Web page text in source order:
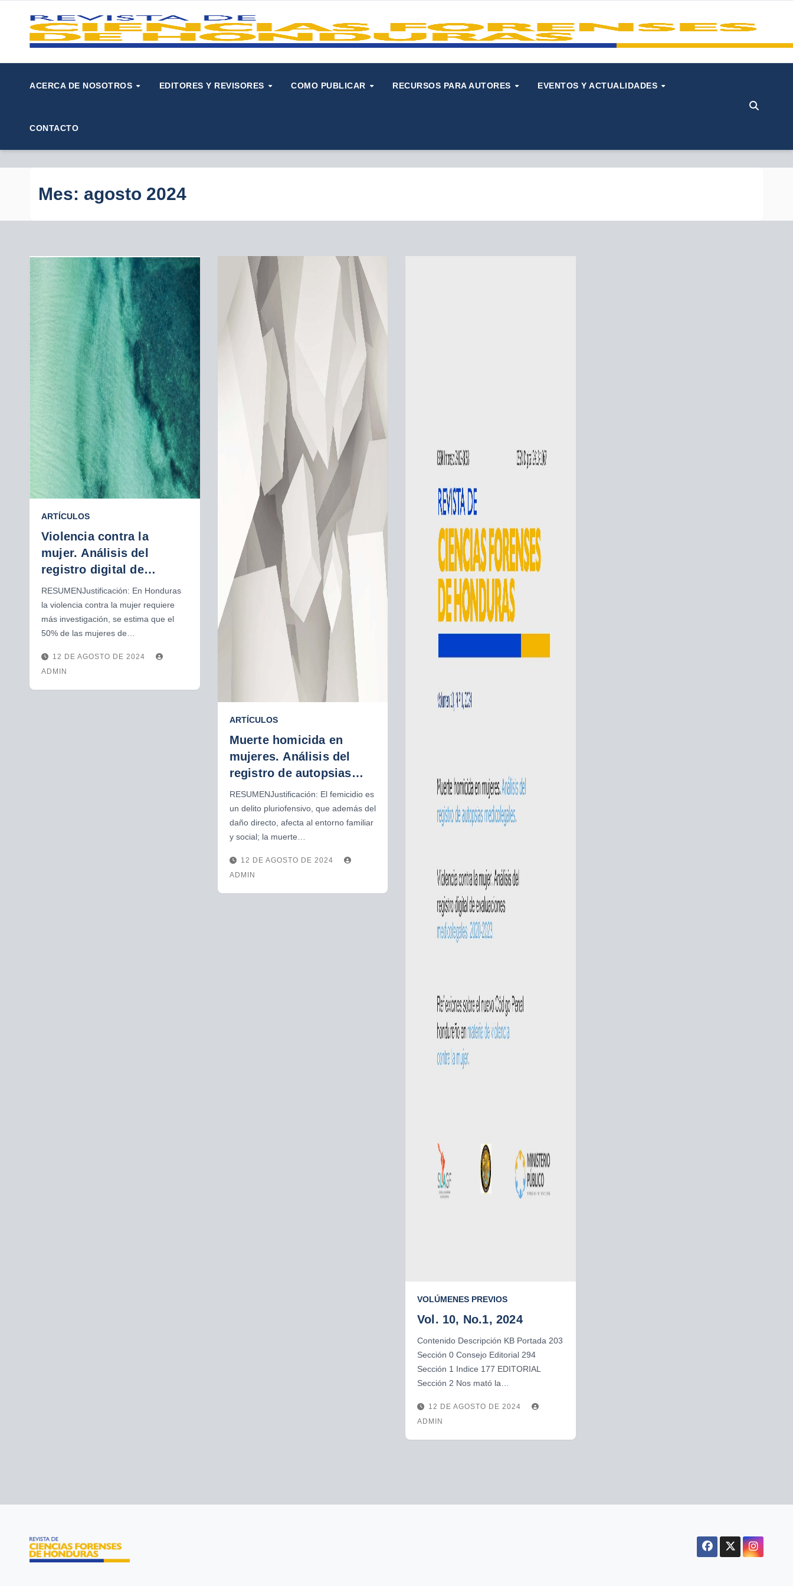
contenido
ACERCA DE NOSOTROS EDITORES Y REVISORES COMO PUBLICAR RECURSOS PARA AUTORES EVENTOS Y ACTUALIDADES
CONTACTO
Mes: agosto 2024
ARTÍCULOS
Violencia contra la
mujer. Análisis del
registro digital de
evaluaciones
medicolegales. 2020-
2023
RESUMENJustificación: En Honduras
la violencia contra la mujer requiere
más investigación, se estima que el
50% de las mujeres de…
12 DE AGOSTO DE 2024
ADMIN
ARTÍCULOS
Muerte homicida en
mujeres. Análisis del
registro de autopsias
medicolegales.
RESUMENJustificación: El femicidio es
un delito pluriofensivo, que además del
daño directo, afecta al entorno familiar
y social; la muerte…
12 DE AGOSTO DE 2024
ADMIN
VOLÚMENES PREVIOS
Vol. 10, No.1, 2024
Contenido Descripción KB Portada 203
Sección 0 Consejo Editorial 294
Sección 1 Indice 177 EDITORIAL
Sección 2 Nos mató la…
12 DE AGOSTO DE 2024
ADMIN